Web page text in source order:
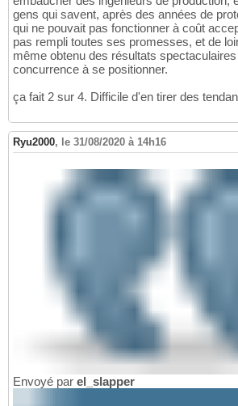
gens qui savent, après des années de
qui ne pouvait pas fonctionner à coût
pas rempli toutes ses promesses, et de
même obtenu des résultats
concurrence à se positionner.
ça fait 2 sur 4. Difficile d'en tirer des
Ryu2000, le 31/08/2020 à 14h16
Envoyé par el_slapper